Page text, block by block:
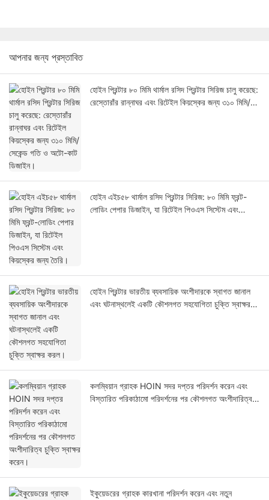
আপনার জন্য প্রস্তাবিত
হোইন প্রিন্টার ৮০ মিমি থার্মাল রসিদ প্রিন্টার সিরিজ চালু করেছে:
রেস্তোরাঁর রান্নাঘর এবং রিটেইল কিয়স্কের জন্য ৩১০ মিমি/
হোইন এইচ৫৮ থার্মাল রসিদ প্রিন্টার সিরিজ: ৮০ মিমি ফ্রন্ট-
লোডিং পেপার ডিজাইন, যা রিটেইল পিওএস সিস্টেম এবং
হোইন প্রিন্টার ভারতীয় ব্যবসায়িক অংশীদারকে স্বাগত জানাল
এবং ঘটনাস্থলেই একটি কৌশলগত সহযোগিতা চুক্তি স্বাক্ষর
কলম্বিয়ান গ্রাহক HOIN সদর দপ্তর পরিদর্শন করেন এবং
বিস্তারিত পরিকাঠামো পরিদর্শনের পর কৌশলগত অংশীদারিত্ব
ইকুয়েডরের গ্রাহক কারখানা পরিদর্শন করেন এবং নতুন